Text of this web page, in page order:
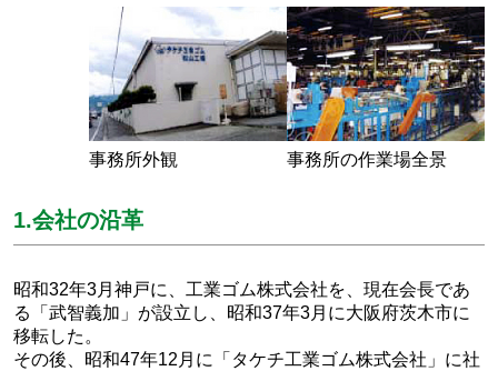
事務所外観 事務所の作業場全景
1.会社の沿革
昭和32年3月神戸に、工業ゴム株式会社を、現在会長であ
る「武智義加」が設立し、昭和37年3月に大阪府茨木市に
移転した。
その後、昭和47年12月に「タケチ工業ゴム株式会社」に社